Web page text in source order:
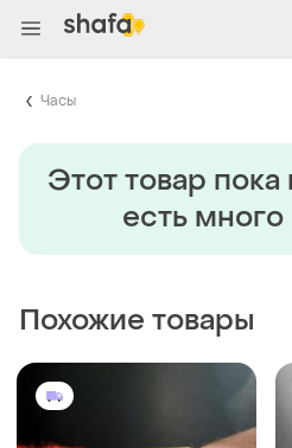
Часы
Этот товар пока
есть
Похожие товары